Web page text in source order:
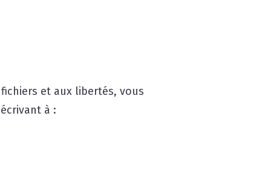
et aux libertés, vous
à :